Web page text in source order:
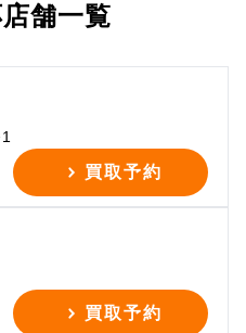
舗一覧
買取予約
買取予約